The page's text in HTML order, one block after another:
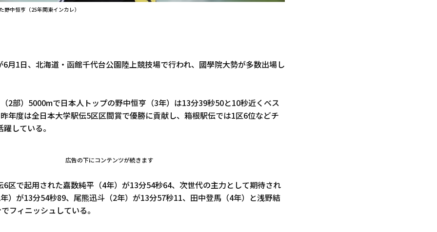
野中恒亨（25年関東インカレ）
6月1日、北海道・函館千代台公園陸上競技場で行われ、國學院大勢が多数出場し
2部）5000mで日本人トップの野中恒亨（3年）は13分39秒50と10秒近くベス
年度は全日本大学駅伝5区区間賞で優勝に貢献し、箱根駅伝では1区6位などチ
している。
広告の下にコンテンツが続きます
6区で起用された嘉数純平（4年）が13分54秒64、次世代の主力として期待され
）が13分54秒89、尾熊迅斗（2年）が13分57秒11、田中登馬（4年）と浅野結
フィニッシュしている。